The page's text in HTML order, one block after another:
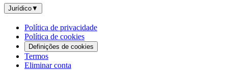
Jurídico▼
Política de privacidade
Política de cookies
Definições de cookies
Termos
Eliminar conta